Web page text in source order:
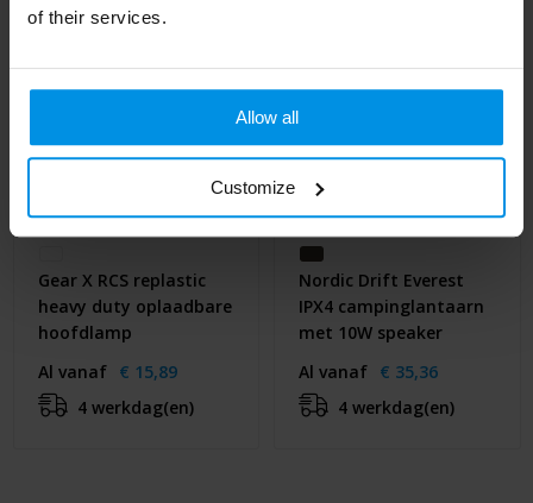
of their services.
Allow all
Customize
Gear X RCS replastic
heavy duty oplaadbare
hoofdlamp
Al vanaf € 15,89
4 werkdag(en)
Nordic Drift Everest
IPX4 campinglantaarn
met 10W speaker
Al vanaf € 35,36
4 werkdag(en)